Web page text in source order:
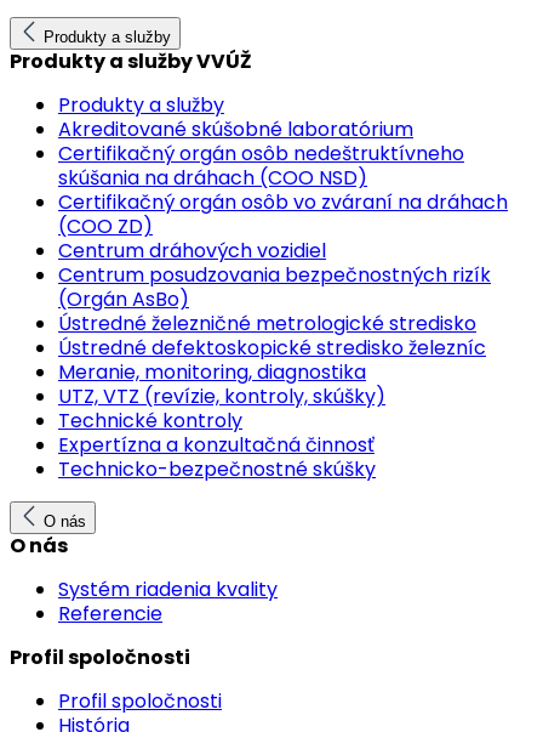
Produkty a služby
Produkty a služby VVÚŽ
Produkty a služby
Akreditované skúšobné laboratórium
Certifikačný orgán osôb nedeštruktívneho
skúšania na dráhach (COO NSD)
Certifikačný orgán osôb vo zváraní na dráhach
(COO ZD)
Centrum dráhových vozidiel
Centrum posudzovania bezpečnostných rizík
(Orgán AsBo)
Ústredné železničné metrologické stredisko
Ústredné defektoskopické stredisko železníc
Meranie, monitoring, diagnostika
UTZ, VTZ (revízie, kontroly, skúšky)
Technické kontroly
Expertízna a konzultačná činnosť
Technicko-bezpečnostné skúšky
O nás
O nás
Systém riadenia kvality
Referencie
Profil spoločnosti
Profil spoločnosti
História